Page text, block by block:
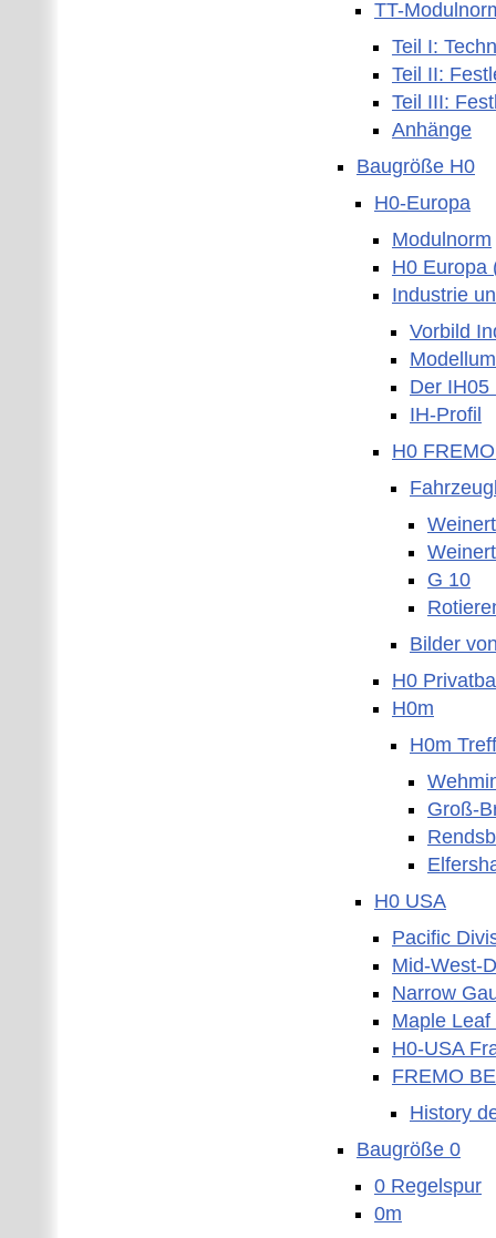
TT-
Teil I:
Teil II:
Teil III:
Anhänge
Baugröße H0
H0-Europa
Modulnorm
H0 Europa
Industrie
Vorbild
Der IH05
IH-Profil
H0
G 10
Bilder
H0
H0m
H0m
Groß-
H0 USA
Pacific
Mid-West-
Narrow
Maple
H0-USA
FREMO
History
Baugröße 0
0 Regelspur
0m